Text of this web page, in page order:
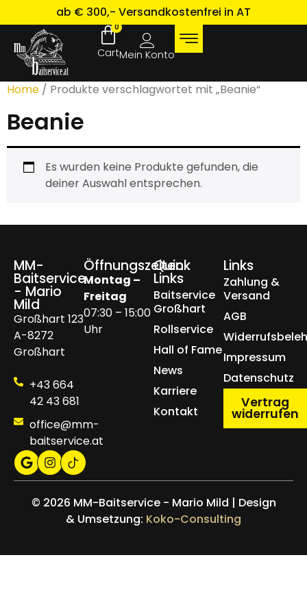
ab € 300,- Versandkostenfrei in AT
0
Mein Konto
Home / Produkte verschlagwortet mit „Beanie“
Beanie
Es wurden keine Produkte gefunden, die
deiner Auswahl entsprechen.
MM-
Baitservice
- Mario
Mild
Großhart 123
A-8272
Großhart
+43 664
42 43 681
office@mm-
baitservice.at
Öffnungszeiten
Montag –
Freitag
07:30 – 15:00
Uhr
Quick
Links
Baitservice
Großhart
Rollservice
Hall of Fame
News
Karriere
Kontakt
Links
Zahlung &
Versand
AGB
Impressum
Datenschutz
Vertrag
widerrufen
© 2026 MM-Baitservice - Mario Mild | Design
& Umsetzung: Koko-Consulting